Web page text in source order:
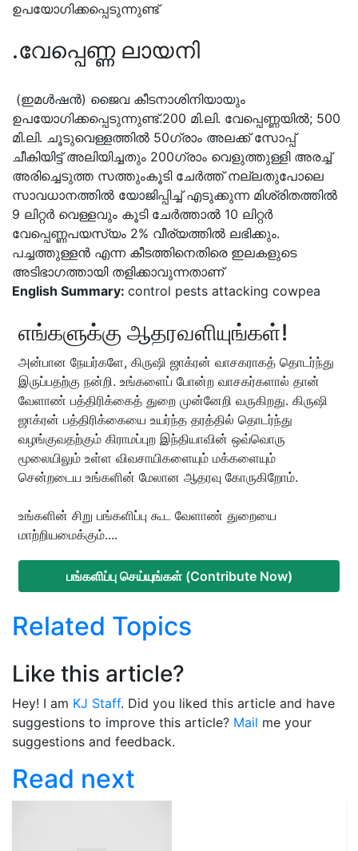
ഉപയോഗിക്കപ്പെടുന്നുണ്ട്
.വേപ്പെണ്ണ ലായനി
(ഇമൾഷൻ) ജൈവ കീടനാശിനിയായും
ഉപയോഗിക്കപ്പെടുന്നുണ്ട്.200 മി.ലി. വേപ്പെണ്ണയിൽ; 500
മി.ലി. ചൂടുവെള്ളത്തിൽ 50ഗ്രാം അലക്ക് സോപ്പ്
ചീകിയിട്ട് അലിയിച്ചതും 200ഗ്രാം വെളുത്തുള്ളി അരച്ച്
അരിച്ചെടുത്ത സത്തുംകൂടി ചേർത്ത് നല്ലതുപോലെ
സാവധാനത്തിൽ യോജിപ്പിച്ച് എടുക്കുന്ന മിശ്രിതത്തിൽ
9 ലിറ്റർ വെള്ളവും കൂടി ചേർത്താൽ 10 ലിറ്റർ
വേപ്പെണ്ണപയസ്യം 2% വീര്യത്തിൽ ലഭിക്കും.
പച്ചത്തുള്ളൻ എന്ന കീടത്തിനെതിരെ ഇലകളുടെ
അടിഭാഗത്തായി തളിക്കാവുന്നതാണ്‌
English Summary: control pests attacking cowpea
எங்களுக்கு ஆதரவளியுங்கள்!
அன்பான நேயர்களே, கிருஷி ஜாக்ரன் வாசகராகத் தொடர்ந்து
இருப்பதற்கு நன்றி. உங்களைப் போன்ற வாசகர்களால் தான்
வேளாண் பத்திரிக்கைத் துறை முன்னேறி வருகிறது. கிருஷி
ஜாக்ரன் பத்திரிக்கையை உயர்ந்த தரத்தில் தொடர்ந்து
வழங்குவதற்கும் கிராமப்புற இந்தியாவின் ஒவ்வொரு
மூலையிலும் உள்ள விவசாயிகளையும் மக்களையும்
சென்றடைய உங்களின் மேலான ஆதரவு கோருகிறோம்.
உங்களின் சிறு பங்களிப்பு கூட வேளாண் துறையை
மாற்றியமைக்கும்....
பங்களிப்பு செய்யுங்கள் (Contribute Now)
Related Topics
Like this article?
Hey! I am KJ Staff. Did you liked this article and have
suggestions to improve this article? Mail me your
suggestions and feedback.
Read next